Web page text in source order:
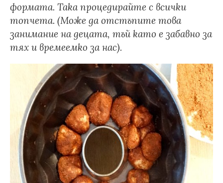
формата. Така процедирайте с всички
топчета. (Може да отстъпите това
занимание на децата, тъй като е забавно за
тях и времеемко за нас).